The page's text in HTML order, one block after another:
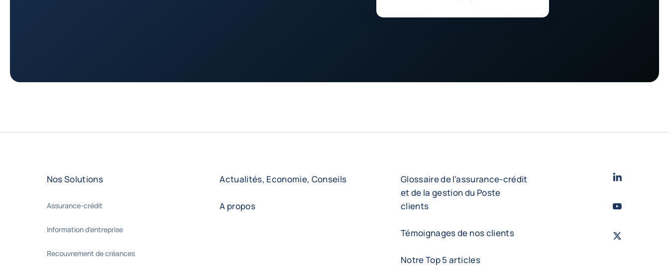
Nos Solutions
Assurance-crédit
Information d'entreprise
Recouvrement de créances
Actualités, Economie, Conseils
A propos
Glossaire de l'assurance-crédit
et de la gestion du Poste
clients
Témoignages de nos clients
Notre Top 5 articles
LinkedIn
Youtube
X - Twitter